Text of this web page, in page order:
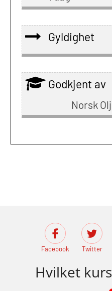
Gyldighet
Godkjent av
Norsk
Facebook Twitter
Hvilket